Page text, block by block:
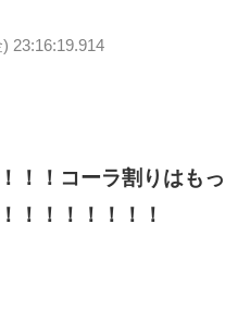
23:16:19.914
！！コーラ割りはもっ
！！！！！！！